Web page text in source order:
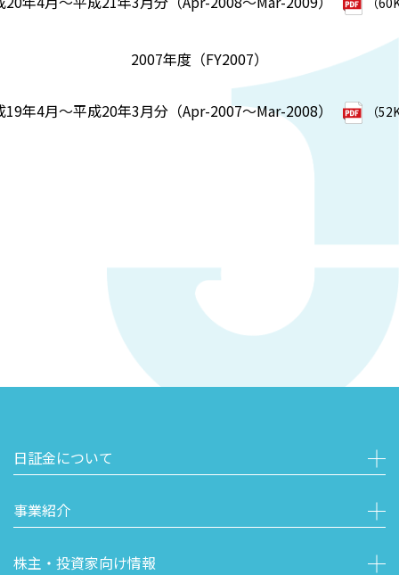
2007年度（FY2007）
19年4月～平成20年3月分（Apr-2007～Mar-2008） （
日証金について
事業紹介
株主・投資家向け情報